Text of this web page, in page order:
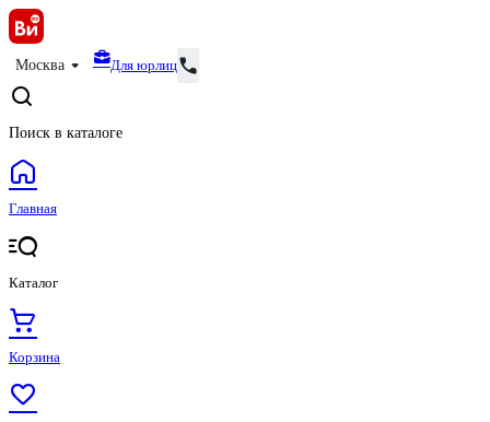
Москва Для юрлиц
Поиск в каталоге
Главная
Каталог
Корзина